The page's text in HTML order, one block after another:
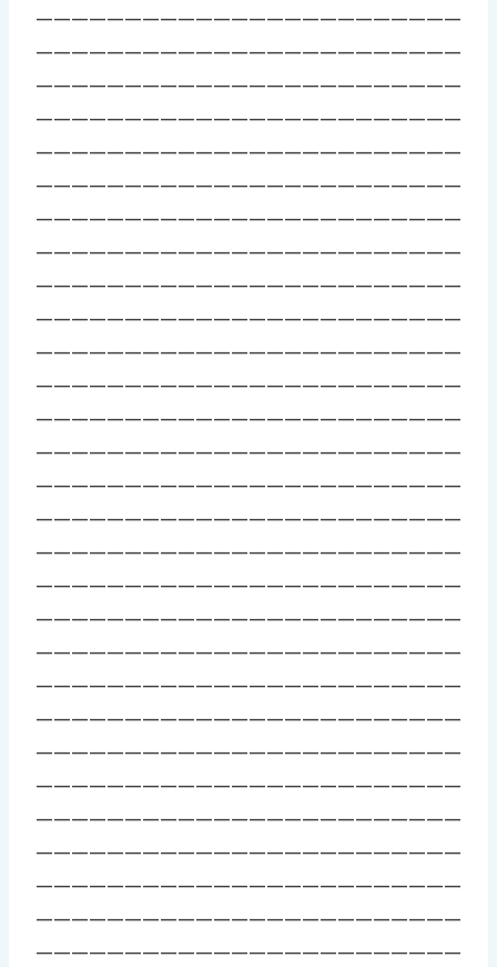
————————————————————————
————————————————————————
————————————————————————
————————————————————————
————————————————————————
————————————————————————
————————————————————————
————————————————————————
————————————————————————
————————————————————————
————————————————————————
————————————————————————
————————————————————————
————————————————————————
————————————————————————
————————————————————————
————————————————————————
————————————————————————
————————————————————————
————————————————————————
————————————————————————
————————————————————————
————————————————————————
————————————————————————
————————————————————————
————————————————————————
————————————————————————
————————————————————————
————————————————————————